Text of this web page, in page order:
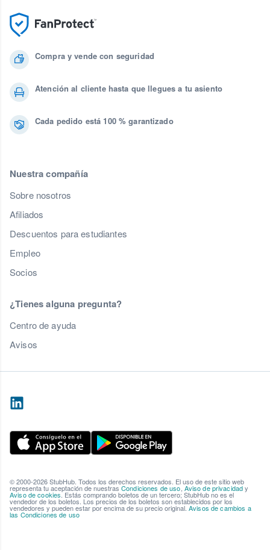
Compra y vende con seguridad
Atención al cliente hasta que llegues a tu asiento
Cada pedido está 100 % garantizado
Nuestra compañía
Sobre nosotros
Afiliados
Descuentos para estudiantes
Empleo
Socios
¿Tienes alguna pregunta?
Centro de ayuda
Avisos
© 2000-2026 StubHub. Todos los derechos reservados. El uso de este sitio web
representa tu aceptación de nuestras Condiciones de uso Aviso de privacidady
Aviso de cookies. Estás comprando boletos de un tercero; StubHub no es el
vendedor de los boletos. Los precios de los boletos son establecidos por los
vendedores y pueden estar por encima de su precio original. Avisos de cambios a
las Condiciones de uso